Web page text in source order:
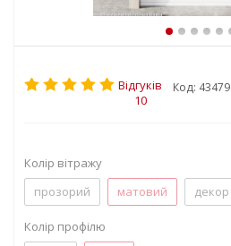
Відгуків
10
Код: 43479
Колір вітражу
прозорий
матовий декор
Колір профілю